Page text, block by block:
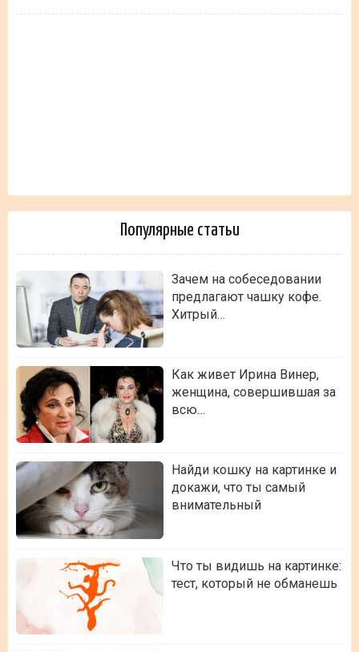
Популярные статьи
Зачем на собеседовании
предлагают чашку кофе.
Хитрый…
Как живет Ирина Винер,
женщина, совершившая за
всю…
Найди кошку на картинке и
докажи, что ты самый
внимательный
Что ты видишь на картинке:
тест, который не обманешь